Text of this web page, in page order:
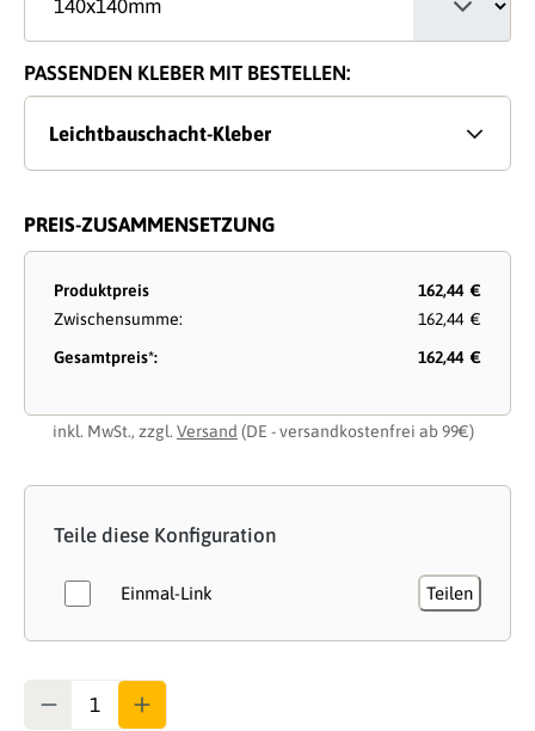
PASSENDEN KLEBER MIT BESTELLEN:
Leichtbauschacht-Kleber
PREIS-ZUSAMMENSETZUNG
Produktpreis
162,44 €
Zwischensumme:
162,44 €
Gesamtpreis*:
162,44 €
inkl. MwSt., zzgl. Versand (DE - versandkostenfrei ab 99€)
Teile diese Konfiguration
Einmal-Link Teilen